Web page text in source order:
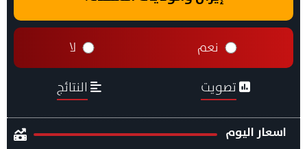
نعم لا
تصويت النتائج
اسعار اليوم